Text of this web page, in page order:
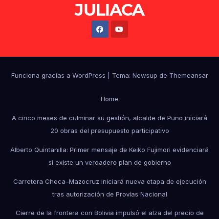
JULIACA
Funciona gracias a WordPress Tema: Newsup de Themeansar
Home
A cinco meses de culminar su gestión, alcalde de Puno iniciará
20 obras del presupuesto participativo
Alberto Quintanilla: Primer mensaje de Keiko Fujimori evidenciará
si existe un verdadero plan de gobierno
Carretera Checa–Mazocruz iniciará nueva etapa de ejecución
tras autorización de Provías Nacional
Cierre de la frontera con Bolivia impulsó el alza del precio de